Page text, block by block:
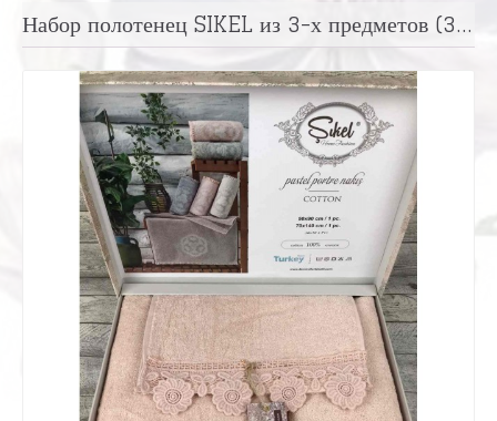
Набор полотенец SIKEL из 3-х предметов (30*50, 50*90 и 70*140) PAPATYA SOMON персик